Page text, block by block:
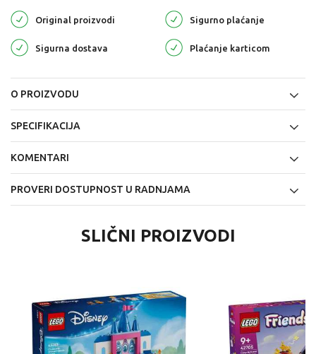
Original proizvodi Sigurno plaćanje
Sigurna dostava Plaćanje karticom
O PROIZVODU
SPECIFIKACIJA
KOMENTARI
PROVERI DOSTUPNOST U RADNJAMA
SLIČNI PROIZVODI